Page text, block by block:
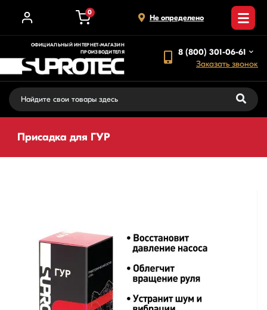
0
Не определено
ОФИЦИАЛЬНЫЙ ИНТЕРНЕТ-МАГАЗИН
ПРОИЗВОДИТЕЛЯ
8 (800) 301-06-61
Заказать звонок
Присадка для ГУР